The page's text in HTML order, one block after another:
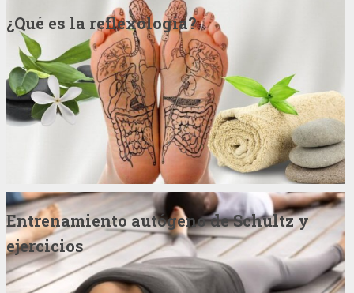
¿Qué es la reflexología?
Entrenamiento autógeno de Schultz y
ejercicios